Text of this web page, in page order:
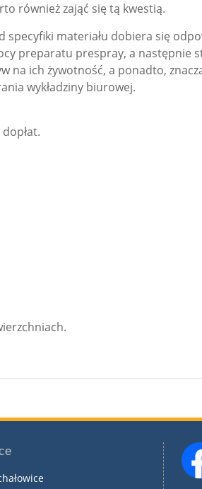
również zająć się tą kwestią.
specyfiki materiału dobiera się
preparatu prespray, a następnie
na ich żywotność, a ponadto,
wykładziny biurowej.